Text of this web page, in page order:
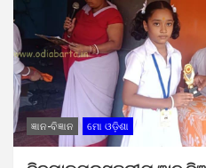
ଜ୍ଞାନ-ବିଜ୍ଞାନ ମୋ ଓଡ଼ିଶା